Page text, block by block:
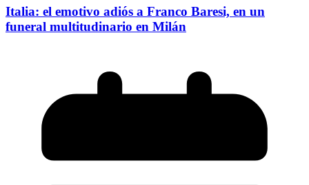
Italia: el emotivo adiós a Franco Baresi, en un
funeral multitudinario en Milán